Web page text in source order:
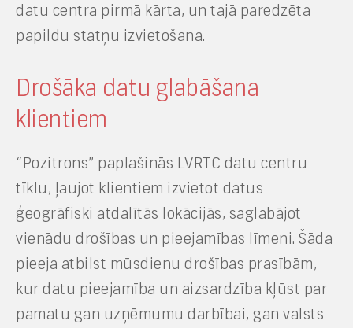
datu centra pirmā kārta, un tajā paredzēta
papildu statņu izvietošana.
Drošāka datu glabāšana
klientiem
“Pozitrons” paplašinās LVRTC datu centru
tīklu, ļaujot klientiem izvietot datus
ģeogrāfiski atdalītās lokācijās, saglabājot
vienādu drošības un pieejamības līmeni. Šāda
pieeja atbilst mūsdienu drošības prasībām,
kur datu pieejamība un aizsardzība kļūst par
pamatu gan uzņēmumu darbībai, gan valsts